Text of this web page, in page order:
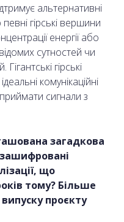
альтернативні
гірські вершини
енергії або
сутностей чи
гірські
комунікаційні
сигнали з
загадкова
що
тому? Більше
проєкту